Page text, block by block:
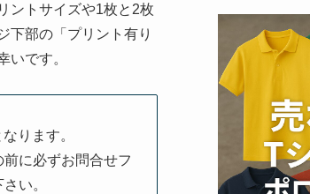
ントサイズや1枚と2枚
下部の「プリント有り
いです。
ります。
に必ずお問合せフ
い。